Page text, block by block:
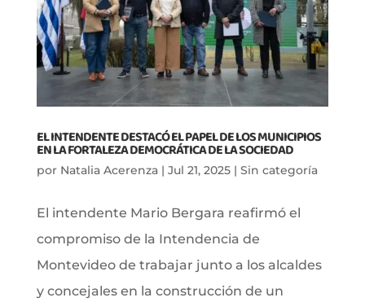
EL INTENDENTE DESTACÓ EL PAPEL DE LOS MUNICIPIOS
EN LA FORTALEZA DEMOCRÁTICA DE LA SOCIEDAD
por Natalia Acerenza| Jul 21, 2025| Sin categoría
El intendente Mario Bergara reafirmó el
compromiso de la Intendencia de
Montevideo de trabajar junto a los alcaldes
y concejales en la construcción de un